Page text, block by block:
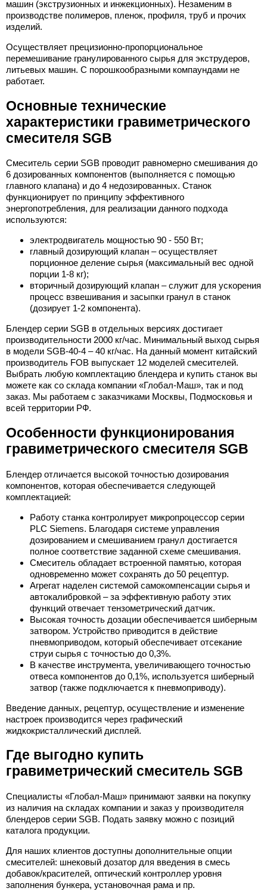
машин (экструзионных и инжекционных). Незаменим в
производстве полимеров, пленок, профиля, труб и прочих
изделий.
Осуществляет прецизионно-пропорциональное
перемешивание гранулированного сырья для экструдеров,
литьевых машин. С порошкообразными компаундами не
работает.
Основные технические
характеристики гравиметрического
смесителя SGB
Смеситель серии SGB проводит равномерно смешивания до
6 дозированных компонентов (выполняется с помощью
главного клапана) и до 4 недозированных. Станок
функционирует по принципу эффективного
энергопотребления, для реализации данного подхода
используются:
электродвигатель мощностью 90 - 550 Вт;
главный дозирующий клапан – осуществляет
порционное деление сырья (максимальный вес одной
порции 1-8 кг);
вторичный дозирующий клапан – служит для ускорения
процесс взвешивания и засыпки гранул в станок
(дозирует 1-2 компонента).
Блендер серии SGB в отдельных версиях достигает
производительности 2000 кг/час. Минимальный выход сырья
в модели SGB-40-4 – 40 кг/час. На данный момент китайский
производитель FOB выпускает 12 моделей смесителей.
Выбрать любую комплектацию блендера и купить станок вы
можете как со склада компании «Глобал-Маш», так и под
заказ. Мы работаем с заказчиками Москвы, Подмосковья и
всей территории РФ.
Особенности функционирования
гравиметрического смесителя SGB
Блендер отличается высокой точностью дозирования
компонентов, которая обеспечивается следующей
комплектацией:
Работу станка контролирует микропроцессор серии
PLC Siemens. Благодаря системе управления
дозированием и смешиванием гранул достигается
полное соответствие заданной схеме смешивания.
Смеситель обладает встроенной памятью, которая
одновременно может сохранять до 50 рецептур.
Агрегат наделен системой самокомпенсации сырья и
автокалибровкой – за эффективную работу этих
функций отвечает тензометрический датчик.
Высокая точность дозации обеспечивается шиберным
затвором. Устройство приводится в действие
пневмоприводом, который обеспечивает отсекание
струи сырья с точностью до 0,3%.
В качестве инструмента, увеличивающего точностью
отвеса компонентов до 0,1%, используется шиберный
затвор (также подключается к пневмоприводу).
Введение данных, рецептур, осуществление и изменение
настроек производится через графический
жидкокристаллический дисплей.
Где выгодно купить
гравиметрический смеситель SGB
Специалисты «Глобал-Маш» принимают заявки на покупку
из наличия на складах компании и заказ у производителя
блендеров серии SGB. Подать заявку можно с позиций
каталога продукции.
Для наших клиентов доступны дополнительные опции
смесителей: шнековый дозатор для введения в смесь
добавок/красителей, оптический контроллер уровня
заполнения бункера, установочная рама и пр.